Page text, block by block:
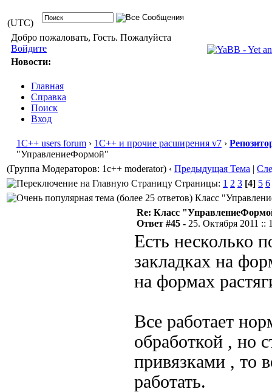
(UTC)
Добро пожаловать, Гость. Пожалуйста
Войдите
Новости:
Главная
Справка
Поиск
Вход
1С++ users forum › 1С++ и прочие расширения v7 ›
"УправлениеФормой"
(Группа Модераторов: 1c++ moderator) ‹ Предыдущая Тема |
Страницы: 1 2 3 [4] 5 6
Класс
Re: Класс
Ответ #45 - 25. Октября 2011 ::
Есть несколько
закладках на
на формах
Все работает
обработкой , но
привязками , то
работать.